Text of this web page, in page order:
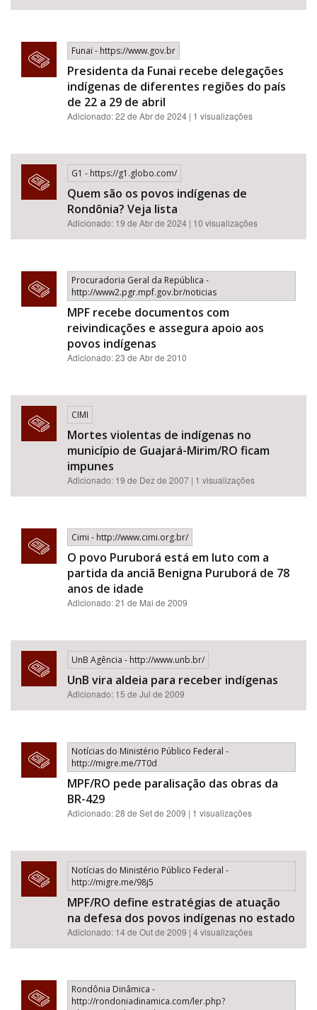
Funai - https://www.gov.br
Presidenta da Funai recebe delegações
indígenas de diferentes regiões do país
de 22 a 29 de abril
Adicionado: 22 de Abr de 2024 | 1 visualizações
G1 - https://g1.globo.com/
Quem são os povos indígenas de
Rondônia? Veja lista
Adicionado: 19 de Abr de 2024 | 10 visualizações
Procuradoria Geral da República -
http://www2.pgr.mpf.gov.br/noticias
MPF recebe documentos com
reivindicações e assegura apoio aos
povos indígenas
Adicionado: 23 de Abr de 2010
CIMI
Mortes violentas de indígenas no
município de Guajará-Mirim/RO ficam
impunes
Adicionado: 19 de Dez de 2007 | 1 visualizações
Cimi - http://www.cimi.org.br/
O povo Puruborá está em luto com a
partida da anciã Benigna Puruborá de 78
anos de idade
Adicionado: 21 de Mai de 2009
UnB Agência - http://www.unb.br/
UnB vira aldeia para receber indígenas
Adicionado: 15 de Jul de 2009
Notícias do Ministério Público Federal -
http://migre.me/7T0d
MPF/RO pede paralisação das obras da
BR-429
Adicionado: 28 de Set de 2009 | 1 visualizações
Notícias do Ministério Público Federal -
http://migre.me/98j5
MPF/RO define estratégias de atuação
na defesa dos povos indígenas no estado
Adicionado: 14 de Out de 2009 | 4 visualizações
Rondônia Dinâmica -
http://rondoniadinamica.com/ler.php?